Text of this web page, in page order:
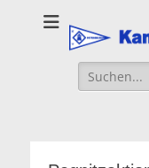
Suchen
nach: